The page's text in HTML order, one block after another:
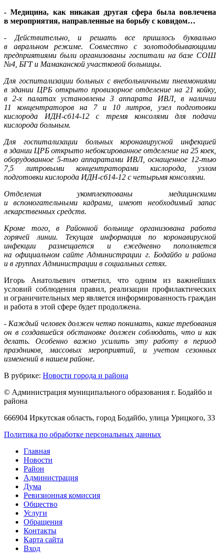
- Медицина, как никакая другая сфера была вовлечена
в мероприятия, направленные на борьбу с ковидом…
- Действительно, и решать все пришлось буквально
в авральном режиме. Совместно с золотодобывающими
предприятиями были организованы госпитали на базе СОШ
№4, БГТ и Мамаканской участковой больницы.
Для госпитализации больных с внебольничными пневмониями
в здании ЦРБ открыто провизорное отделение на 21 койку,
в 2-х палатах установлены 3 аппарата ИВЛ, в наличии
11 концентраторов на 7 и 10 литров, узел подготовки
кислорода ИДН-сб14-12 с тремя консолями для подачи
кислорода больным.
Для госпитализации больных коронавирусной инфекцией
в здании ЦРБ открыто небоксированное отделение на 25 коек,
оборудованное 5-тью аппаратами ИВЛ, оснащенное 12-тью
7,5 литровыми концентраторами кислорода, узлом
подготовки кислорода ИДН-сб14-12 с четырьмя консолями.
Отделения укомплектованы медицинскими
и вспомогательными кадрами, имеют необходимый запас
лекарственных средств.
Кроме того, в Районной больнице организована работа
горячей линии.
Текущая информация по коронавирусной
инфекции размещается и ежедневно пополняется
на официальном сайте Администрации г. Бодайбо и района
и в группах Администрации в социальных сетях.
Игорь Анатольевич отметил, что одним из важнейших
условий соблюдения правил, реализации профилактических
и ограничительных мер является информированность граждан
и работа в этой сфере будет продолжена.
- Каждый человек должен четко понимать, какие требования
он в создавшейся обстановке должен соблюдать, что и как
делать. Особенно важно усилить эту работу в период
праздников, массовых мероприятий, и учетом сезонных
изменений в нашем районе.
В рубрике: Новости города и района
© Администрация муниципального образования г. Бодайбо и
района
666904 Иркутская область, город Бодайбо, улица Урицкого, 33
Политика по обработке персональных данных
Главная
Новости
Район
Администрация
Дума
Ревизионная комиссия
Общество
Услуги
Обращения
Контакты
Карта сайта
Вход